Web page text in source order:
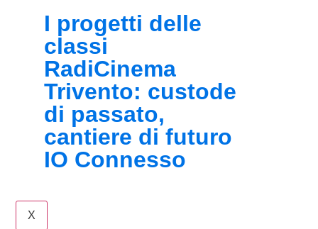
I progetti delle
classi
RadiCinema
Trivento: custode
di passato,
cantiere di futuro
IO Connesso
X